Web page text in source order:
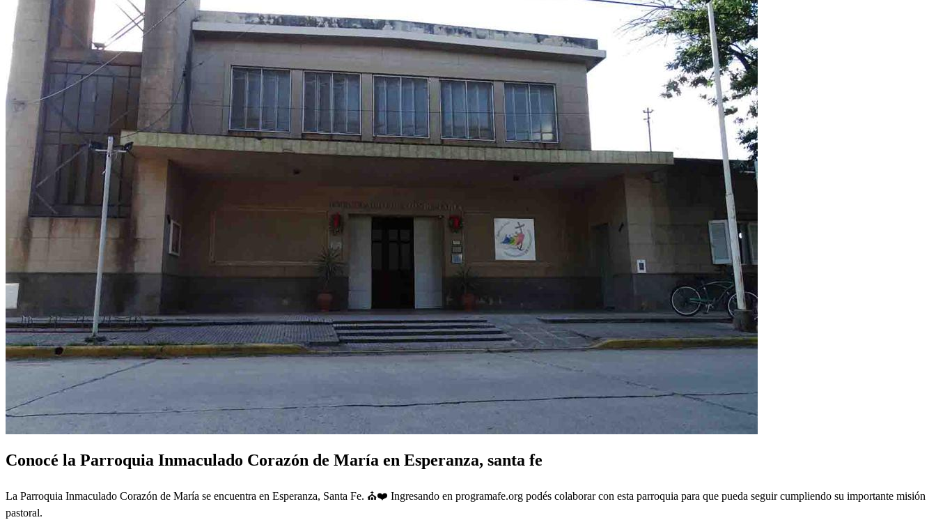
Conocé la Parroquia Inmaculado Corazón de María en Esperanza, santa fe
La Parroquia Inmaculado Corazón de María se encuentra en Esperanza, Santa Fe. ⛪❤️ Ingresando en programafe.org podés colaborar con esta parroquia para que pueda seguir cumpliendo su importante misión
pastoral.